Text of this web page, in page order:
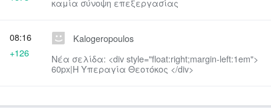
Kalogeropoulos
Νέα σελίδα: <div style="float:right;margin-left:1em">
60px|Η Υπεραγία Θεοτόκος </div>
08:16
+126